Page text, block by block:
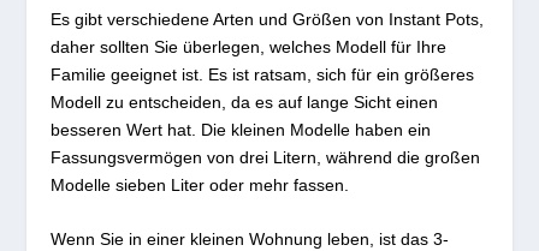
Es gibt verschiedene Arten und Größen von Instant Pots,
daher sollten Sie überlegen, welches Modell für Ihre
Familie geeignet ist. Es ist ratsam, sich für ein größeres
Modell zu entscheiden, da es auf lange Sicht einen
besseren Wert hat. Die kleinen Modelle haben ein
Fassungsvermögen von drei Litern, während die großen
Modelle sieben Liter oder mehr fassen.
Wenn Sie in einer kleinen Wohnung leben, ist das 3-